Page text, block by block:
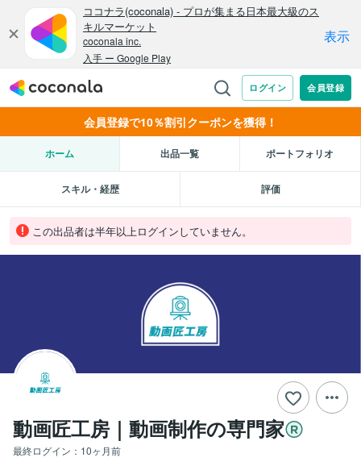
会員登録で10％割引クーポンを獲得！
ホーム 出品一覧 ポートフォリオ
スキル・経歴 評価
この出品者は半年以上ログインしていません。
動画匠工房｜動画制作の専門家
最終ログイン： 10ヶ月前